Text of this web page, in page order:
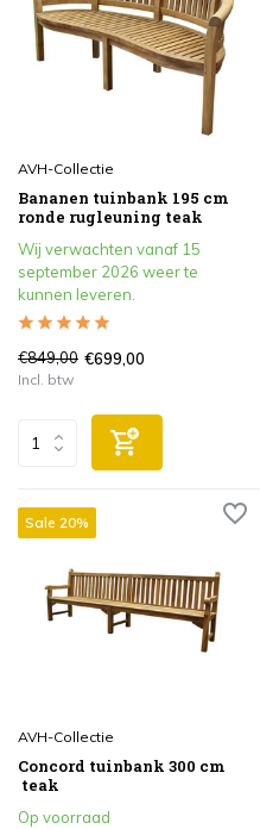
AVH-Collectie
Bananen tuinbank 195 cm
ronde rugleuning teak
Wij verwachten vanaf 15
september 2026 weer te
kunnen leveren.
€849,00 €699,00
Incl. btw
Sale 20%
AVH-Collectie
Concord tuinbank 300 cm
teak
Op voorraad